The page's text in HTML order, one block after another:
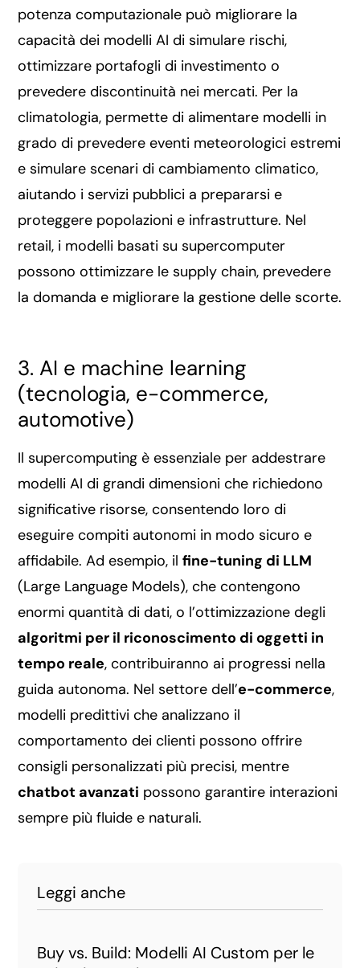
potenza computazionale può migliorare la
capacità dei modelli AI di simulare rischi,
ottimizzare portafogli di investimento o
prevedere discontinuità nei mercati. Per la
climatologia, permette di alimentare modelli in
grado di prevedere eventi meteorologici estremi
e simulare scenari di cambiamento climatico,
aiutando i servizi pubblici a prepararsi e
proteggere popolazioni e infrastrutture. Nel
retail, i modelli basati su supercomputer
possono ottimizzare le supply chain, prevedere
la domanda e migliorare la gestione delle scorte.
3. AI e machine learning
(tecnologia, e-commerce,
automotive)
Il supercomputing è essenziale per addestrare
modelli AI di grandi dimensioni che richiedono
significative risorse, consentendo loro di
eseguire compiti autonomi in modo sicuro e
affidabile. Ad esempio, ilfine-tuning di LLM
(Large Language Models), che contengono
enormi quantità di dati, o l’ottimizzazione degli
algoritmi per il riconoscimento di oggetti in
tempo reale, contribuiranno ai progressi nella
guida autonoma. Nel settore dell’e-commerce,
modelli predittivi che analizzano il
comportamento dei clienti possono offrire
consigli personalizzati più precisi, mentre
chatbot avanzati possono garantire interazioni
sempre più fluide e naturali.
Leggi anche
Buy vs. Build: Modelli AI Custom per le